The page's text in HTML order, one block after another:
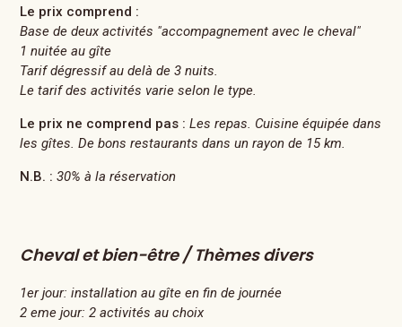
Le prix comprend :
Base de deux activités "accompagnement avec le cheval"
1 nuitée au gîte
Tarif dégressif au delà de 3 nuits.
Le tarif des activités varie selon le type.
Le prix ne comprend pas : Les repas. Cuisine équipée dans
les gîtes. De bons restaurants dans un rayon de 15 km.
N.B. : 30% à la réservation
Cheval et bien-être / Thèmes divers
1er jour: installation au gîte en fin de journée
2 eme jour: 2 activités au choix